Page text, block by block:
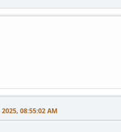
08:55:02 AM